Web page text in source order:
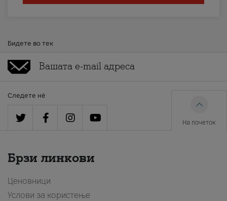
Бидете во тек
Следете нè
На почеток
Брзи линкови
Ценовници
Услови за користење